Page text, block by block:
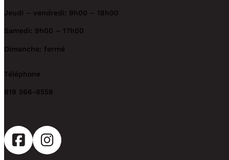
Jeudi – vendredi: 9h00 – 18h00
Samedi: 9h00 – 17h00
Dimanche: fermé
Téléphone
819 566-8558